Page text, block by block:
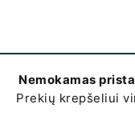
Nemokamas
Prekių krepšeliui